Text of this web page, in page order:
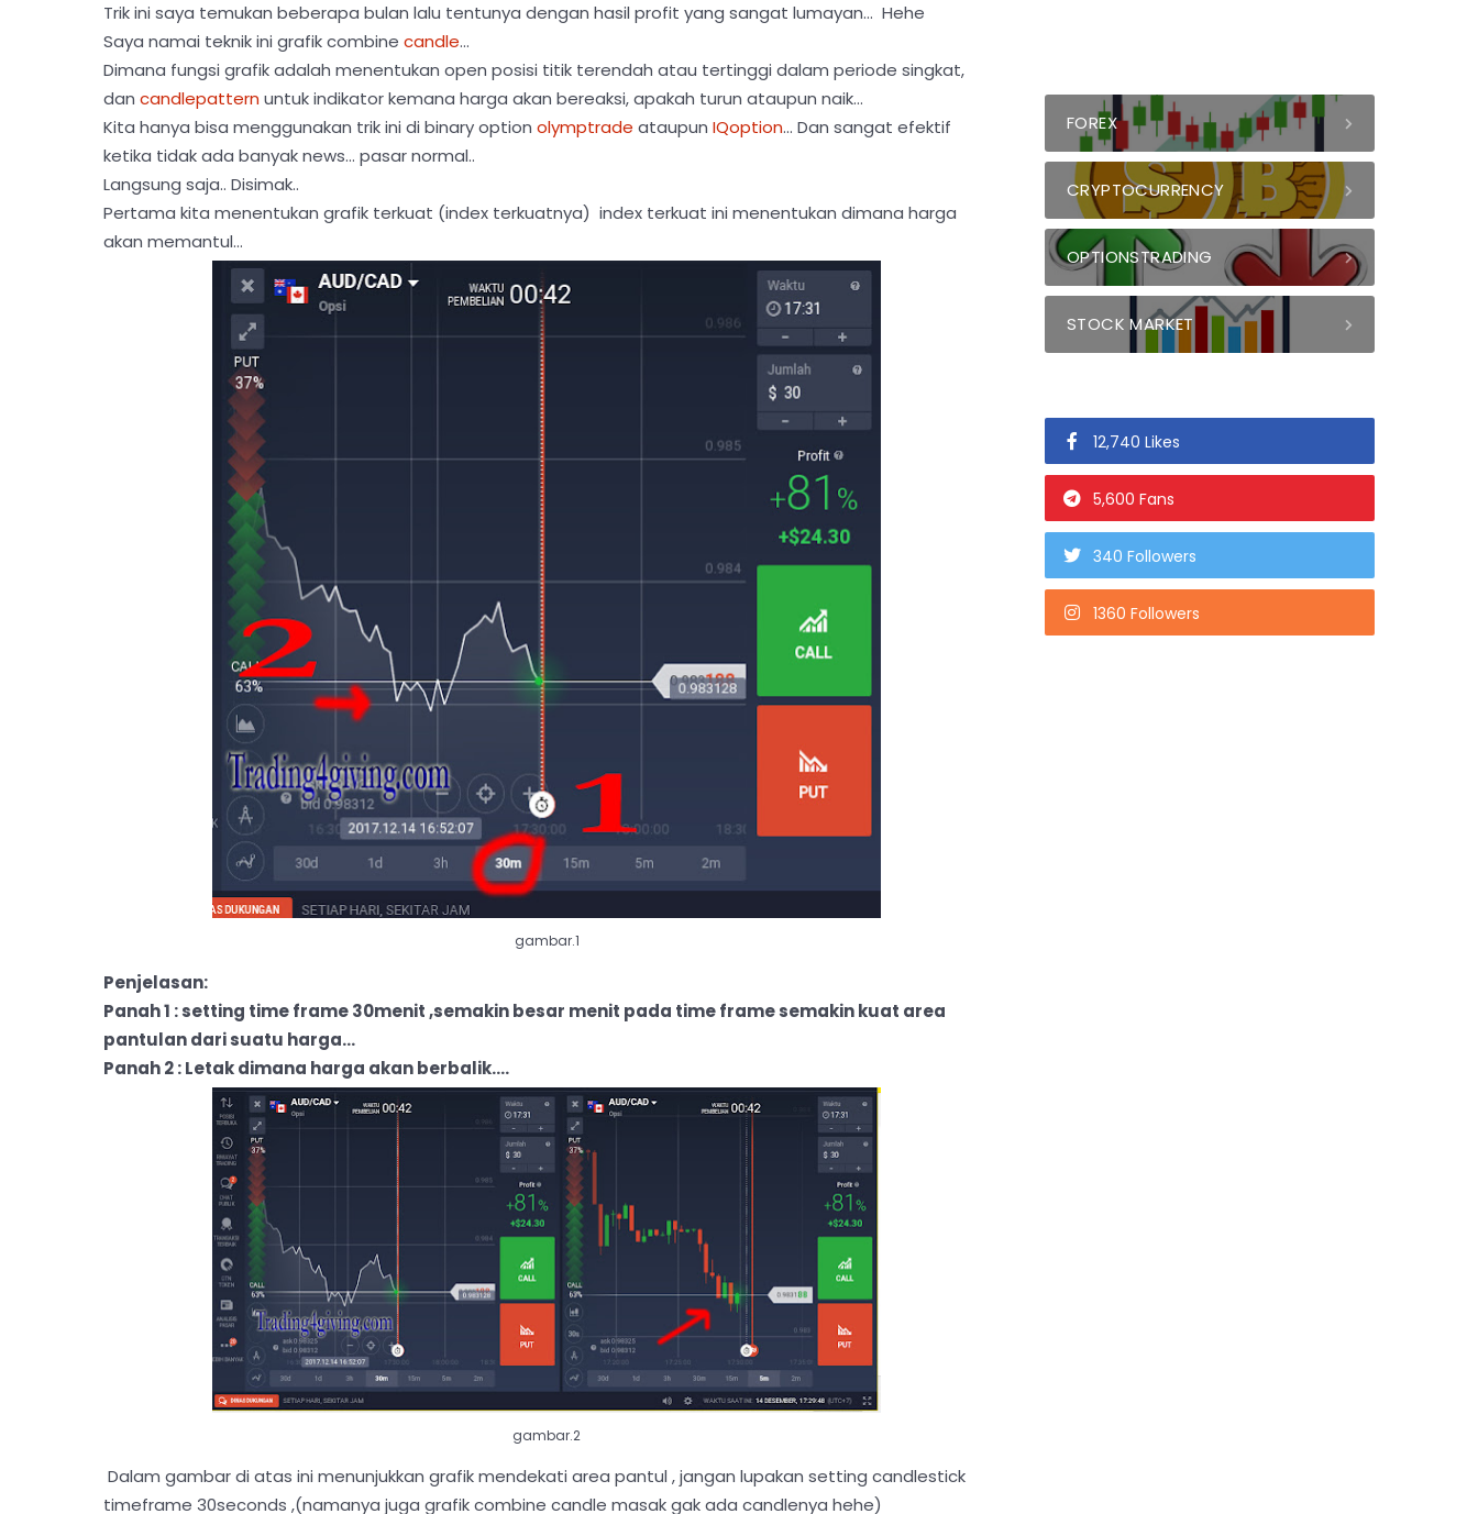
Trik ini saya temukan beberapa bulan lalu tentunya dengan hasil profit yang sangat lumayan... Hehe
Saya namai teknik ini grafik combine candle...
Dimana fungsi grafik adalah menentukan open posisi titik terendah atau tertinggi dalam periode singkat,
dan candlepatternuntuk indikator kemana harga akan bereaksi, apakah turun ataupun naik...
Kita hanya bisa menggunakan trik ini di binary option olymptrade ataupun IQoption... Dan sangat efektif
ketika tidak ada banyak news... pasar normal..
Langsung saja.. Disimak..
Pertama kita menentukan grafik terkuat (index terkuatnya) index terkuat ini menentukan dimana harga
akan memantul...
gambar.1
Penjelasan:
Panah 1 : setting time frame 30menit ,semakin besar menit pada time frame semakin kuat area
pantulan dari suatu harga...
Panah 2 : Letak dimana harga akan berbalik....
gambar.2
Dalam gambar di atas ini menunjukkan grafik mendekati area pantul , jangan lupakan setting candlestick
timeframe 30seconds ,(namanya juga grafik combine candle masak gak ada candlenya hehe)
FOREX
CRYPTOCURRENCY
OPTIONSTRADING
STOCK MARKET
12,740 Likes
5,600 Fans
340 Followers
1360 Followers